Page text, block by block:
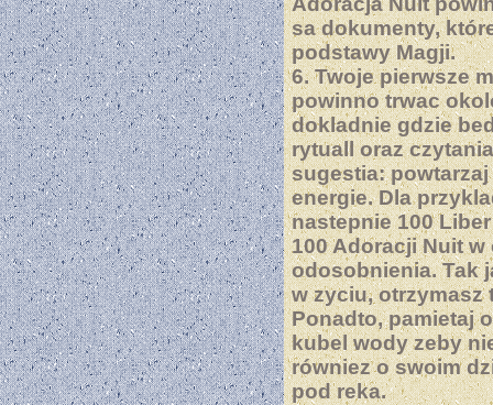
sa dokumenty,
podstawy Magji.
6. Twoje pierwsze
powinno trwac
dokladnie gdzie
rytuall oraz
sugestia:
energie. Dla
nastepnie 100
100 Adoracji Nuit
odosobnienia. Tak
w zyciu, otrzymasz
Ponadto, pamietaj
kubel wody zeby
równiez o swoim
pod reka.